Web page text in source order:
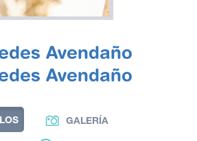
Avendaño
Avendaño
GALERÍA